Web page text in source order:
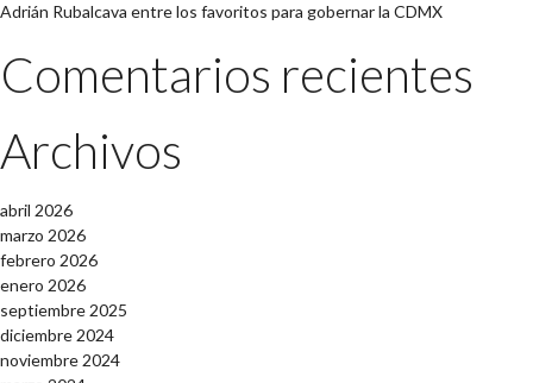
Adrián Rubalcava entre los favoritos para gobernar la CDMX
Comentarios recientes
Archivos
abril 2026
marzo 2026
febrero 2026
enero 2026
septiembre 2025
diciembre 2024
noviembre 2024